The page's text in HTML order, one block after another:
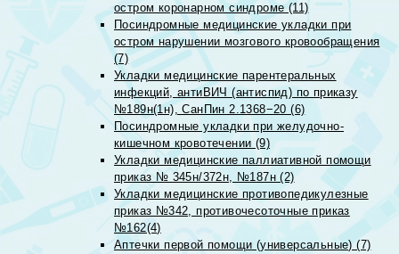
остром коронарном синдроме (11)
Посиндромные медицинские укладки при
остром нарушении мозгового кровообращения
(7)
Укладки медицинские парентеральных
инфекций, антиВИЧ (антиспид) по приказу
№189н(1н), СанПин 2.1368−20 (6)
Посиндромные укладки при желудочно-
кишечном кровотечении (9)
Укладки медицинские паллиативной помощи
приказ № 345н/372н, №187н (2)
Укладки медицинские противопедикулезные
приказ №342, противочесоточные приказ
№162(4)
Аптечки первой помощи (универсальные) (7)